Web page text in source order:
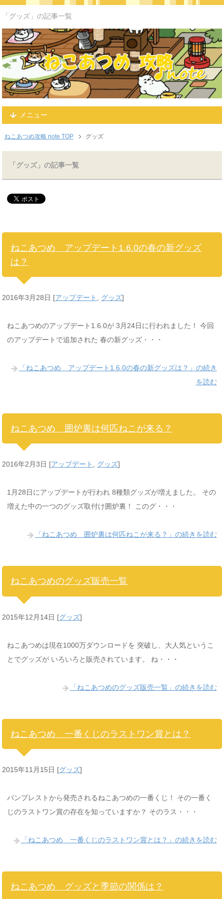
「グッズ」の記事一覧
メニュー
ねこあつめ攻略 note TOP グッズ
「グッズ」の記事一覧
ねこあつめ アップデート1.6.0の春の新グッズ
は？
2016年3月28日 [アップデート グッズ]
ねこあつめのアップデート1.6.0が 3月24日に行われました！ 今回
のアップデートで追加された 春の新グッズ・・・
「ねこあつめ アップデート1.6.0の春の新グッズは？」の続き
を読む
ねこあつめ 囲炉裏は何匹ねこが来る？
2016年2月3日 [アップデート , グッズ]
1月28日にアップデートが行われ 8種類グッズが増えました。 その
増えた中の一つのグッズ取付け囲炉裏！ このグ・・・
「ねこあつめ 囲炉裏は何匹ねこが来る？」の続きを読む
ねこあつめのグッズ販売一覧
2015年12月14日 [グッズ]
ねこあつめは現在1000万ダウンロードを 突破し、大人気というこ
とでグッズが いろいろと販売されています。 ね・・・
「ねこあつめのグッズ販売一覧」の続きを読む
ねこあつめ 一番くじのラストワン賞とは？
2015年11月15日 [グッズ]
バンプレストから発売されるねこあつめの一番くじ！ その一番く
じのラストワン賞の存在を知っていますか？ そのラス・・・
「ねこあつめ 一番くじのラストワン賞とは？」の続きを読む
ねこあつめ グッズと季節の関係は？